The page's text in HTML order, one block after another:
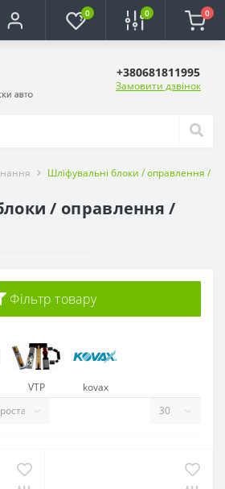
0 0 0
+380681811995
Замовити дзвінок
Шліфувальні блоки / оправлення /
/ оправлення /
Фільтр товару
VTP kovax